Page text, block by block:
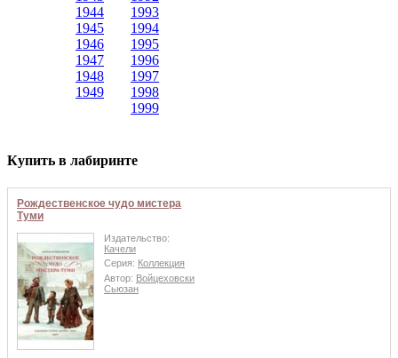
1944
1945
1946
1947
1948
1949
1993
1994
1995
1996
1997
1998
1999
Купить в лабиринте
Рождественское чудо мистера
Туми
Издательство:
Качели
Серия: Коллекция
Автор: Войцеховски
Сьюзан